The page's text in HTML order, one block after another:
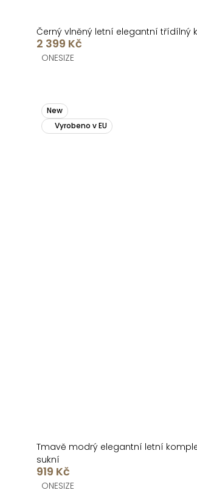
Černý vlněný letní elegantní třídílný
2 399 Kč
ONESIZE
New
Vyrobeno v EU
Tmavě modrý elegantní letní komplet
sukní
919 Kč
ONESIZE